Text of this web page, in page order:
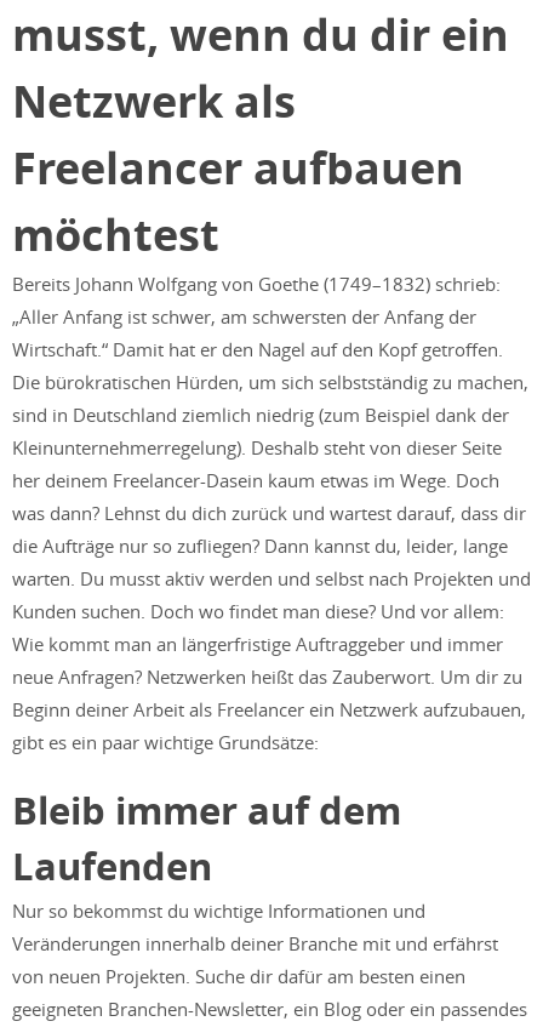
musst, wenn du dir ein
Netzwerk als
Freelancer aufbauen
möchtest
Bereits Johann Wolfgang von Goethe (1749–1832) schrieb:
„Aller Anfang ist schwer, am schwersten der Anfang der
Wirtschaft.“ Damit hat er den Nagel auf den Kopf getroffen.
Die bürokratischen Hürden, um sich selbstständig zu machen,
sind in Deutschland ziemlich niedrig (zum Beispiel dank der
Kleinunternehmerregelung). Deshalb steht von dieser Seite
her deinem Freelancer-Dasein kaum etwas im Wege. Doch
was dann? Lehnst du dich zurück und wartest darauf, dass dir
die Aufträge nur so zufliegen? Dann kannst du, leider, lange
warten. Du musst aktiv werden und selbst nach Projekten und
Kunden suchen. Doch wo findet man diese? Und vor allem:
Wie kommt man an längerfristige Auftraggeber und immer
neue Anfragen? Netzwerken heißt das Zauberwort. Um dir zu
Beginn deiner Arbeit als Freelancer ein Netzwerk aufzubauen,
gibt es ein paar wichtige Grundsätze:
Bleib immer auf dem
Laufenden
Nur so bekommst du wichtige Informationen und
Veränderungen innerhalb deiner Branche mit und erfährst
von neuen Projekten. Suche dir dafür am besten einen
geeigneten Branchen-Newsletter, ein Blog oder ein passendes